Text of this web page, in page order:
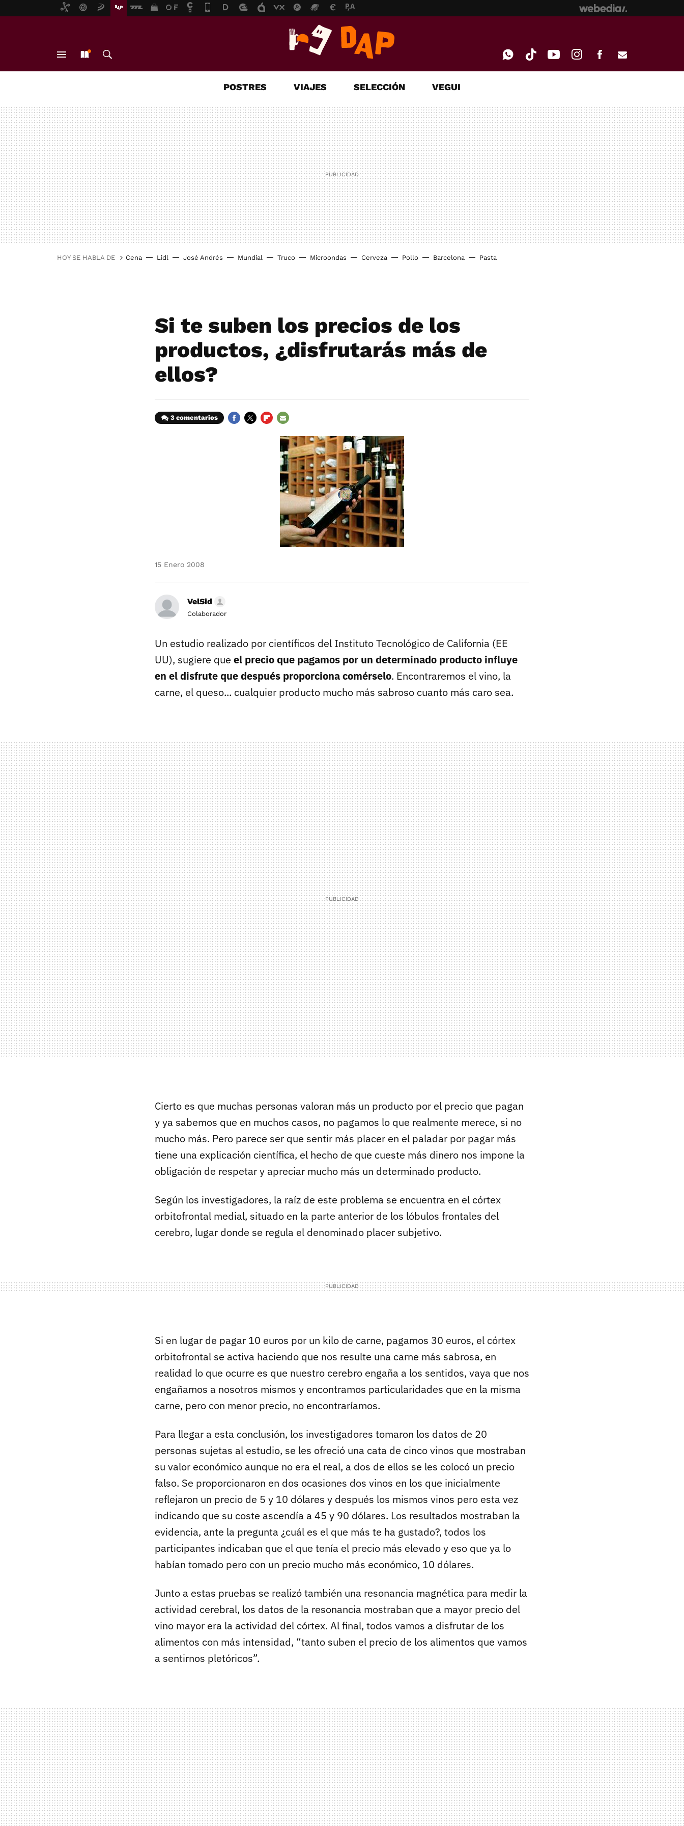
MAIL
POSTRES VIAJES SELECCIÓN VEGUI
HOY SE HABLA DE Cena Lidl José Andrés Mundial Truco Microondas Cerveza Pollo Barcelona Pasta
Si te suben los precios de los
productos, ¿disfrutarás más de
ellos?
3 comentarios
MAIL
15 Enero 2008
VelSid
Colaborador
Un estudio realizado por científicos del Instituto Tecnológico de California (EE
UU), sugiere que el precio que pagamos por un determinado producto influye
en el disfrute que después proporciona comérselo. Encontraremos el vino, la
carne, el queso... cualquier producto mucho más sabroso cuanto más caro sea.
Cierto es que muchas personas valoran más un producto por el precio que pagan
y ya sabemos que en muchos casos, no pagamos lo que realmente merece, si no
mucho más. Pero parece ser que sentir más placer en el paladar por pagar más
tiene una explicación científica, el hecho de que cueste más dinero nos impone la
obligación de respetar y apreciar mucho más un determinado producto.
Según los investigadores, la raíz de este problema se encuentra en el córtex
orbitofrontal medial, situado en la parte anterior de los lóbulos frontales del
cerebro, lugar donde se regula el denominado placer subjetivo.
Si en lugar de pagar 10 euros por un kilo de carne, pagamos 30 euros, el córtex
orbitofrontal se activa haciendo que nos resulte una carne más sabrosa, en
realidad lo que ocurre es que nuestro cerebro engaña a los sentidos, vaya que nos
engañamos a nosotros mismos y encontramos particularidades que en la misma
carne, pero con menor precio, no encontraríamos.
Para llegar a esta conclusión, los investigadores tomaron los datos de 20
personas sujetas al estudio, se les ofreció una cata de cinco vinos que mostraban
su valor económico aunque no era el real, a dos de ellos se les colocó un precio
falso. Se proporcionaron en dos ocasiones dos vinos en los que inicialmente
reflejaron un precio de 5 y 10 dólares y después los mismos vinos pero esta vez
indicando que su coste ascendía a 45 y 90 dólares. Los resultados mostraban la
evidencia, ante la pregunta ¿cuál es el que más te ha gustado?, todos los
participantes indicaban que el que tenía el precio más elevado y eso que ya lo
habían tomado pero con un precio mucho más económico, 10 dólares.
Junto a estas pruebas se realizó también una resonancia magnética para medir la
actividad cerebral, los datos de la resonancia mostraban que a mayor precio del
vino mayor era la actividad del córtex. Al final, todos vamos a disfrutar de los
alimentos con más intensidad, “tanto suben el precio de los alimentos que vamos
a sentirnos pletóricos”.